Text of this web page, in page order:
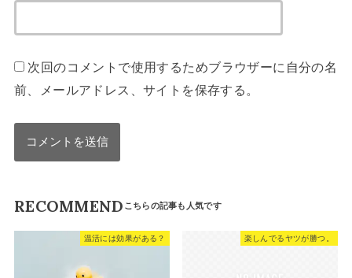
次回のコメントで使用するためブラウザーに自分の名
前、メールアドレス、サイトを保存する。
RECOMMEND
温活には効果がある？ 楽しんでるヤツが勝つ。